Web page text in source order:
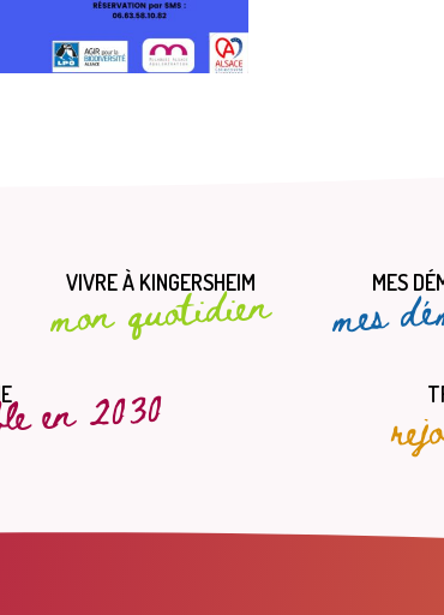
VIVRE À KINGERSHEIM
mon quotidien MES
mes
en 2030